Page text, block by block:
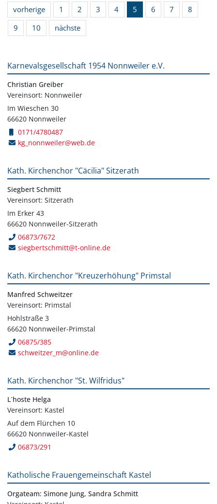
vorherige 1 2 3 4 5 6 7
8
9
10 nächste
Karnevalsgesellschaft 1954 Nonnweiler e.V.
Christian Greiber
Vereinsort: Nonnweiler
Im Wieschen 30
66620 Nonnweiler
0171/4780487
kg_nonnweiler@web.de
Kath. Kirchenchor "Cäcilia" Sitzerath
Siegbert Schmitt
Vereinsort: Sitzerath
Im Erker 43
66620 Nonnweiler-Sitzerath
06873/7672
siegbertschmitt@t-online.de
Kath. Kirchenchor "Kreuzerhöhung" Primstal
Manfred Schweitzer
Vereinsort: Primstal
Hohlstraße 3
66620 Nonnweiler-Primstal
06875/385
schweitzer_m@online.de
Kath. Kirchenchor "St. Wilfridus"
L´hoste Helga
Vereinsort: Kastel
Auf dem Flürchen 10
66620 Nonnweiler-Kastel
06873/291
Katholische Frauengemeinschaft Kastel
Orgateam: Simone Jung, Sandra Schmitt